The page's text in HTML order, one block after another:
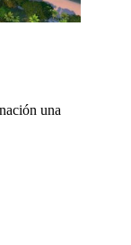
una